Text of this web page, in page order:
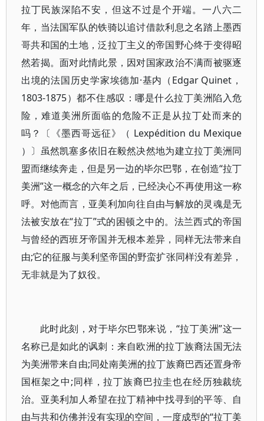
拉丁民族深陷不安，但这不过是个开端。一八六二
年，当法国军队的铁骑以追讨借款利息之名踏上墨西
哥共和国的土地，泛拉丁主义的帝国野心终于变得昭
然若揭。面对此情此景，因对国家政治不满而被驱逐
出境的法国历史学家埃德加·基内（Edgar Quinet，
1803-1875）都不住感叹：哪是什么拉丁美洲陷入危
险，难道美洲所面临的危险不正是从拉丁处而来的
吗？〔《墨西哥远征》（ Lexpédition du Mexique
）〕虽然凯塞多依旧在毅然决然地为建立拉丁美洲同
盟而继续奔走，但是另一边的毕尔巴鄂，在创造“拉丁
美洲”这一概念的六年之后，已经决心不再使用这一称
呼。对他而言，亚美利加向往自由与解放的灵魂是无
法被安放在“拉丁”式的困顿之中的。法兰西式的帝国
与曾经的西班牙帝国并无根本差异，同样无法带来自
由;它的征服与美利坚帝国的野蛮扩张同样没有差异，
无非就是为了奴役。
此时此刻，对于毕尔巴鄂来说，“拉丁美洲”这一
名称已是如此的讽刺：来自欧洲的拉丁族裔法国无法
为美洲带来自由;同处南美洲的拉丁族裔巴西还置身帝
国框架之中;同样，拉丁族裔巴拉圭也在经历独裁统
治。亚美利加人希望在拉丁精神中找寻到的平等、自
由与共和仿佛并没有实现的空间，一度成型的“拉丁美